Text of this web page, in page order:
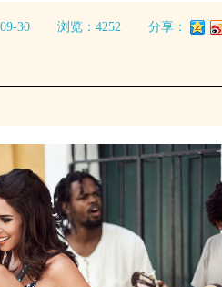
30 浏览：4252 分享：